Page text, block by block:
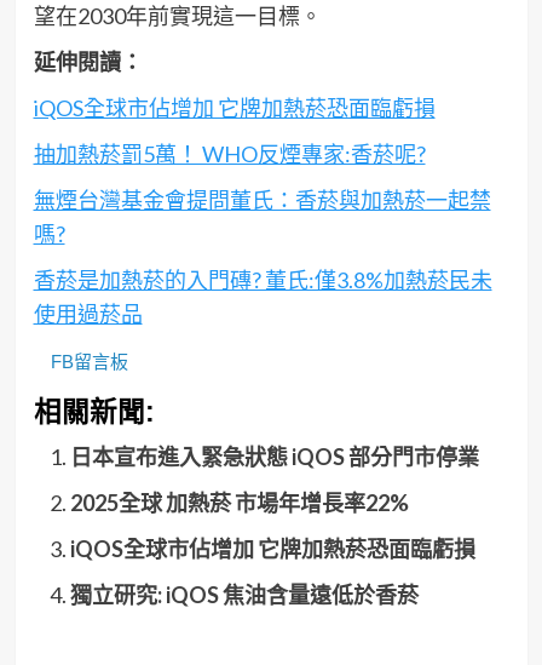
望在2030年前實現這一目標。
延伸閱讀：
iQOS全球市佔增加 它牌加熱菸恐面臨虧損
抽加熱菸罰5萬！ WHO反煙專家:香菸呢?
無煙台灣基金會提問董氏：香菸與加熱菸一起禁
嗎?
香菸是加熱菸的入門磚? 董氏:僅3.8%加熱菸民未
使用過菸品
FB留言板
相關新聞:
日本宣布進入緊急狀態 iQOS 部分門市停業
2025全球 加熱菸 市場年增長率22%
iQOS全球市佔增加 它牌加熱菸恐面臨虧損
獨立研究: iQOS 焦油含量遠低於香菸